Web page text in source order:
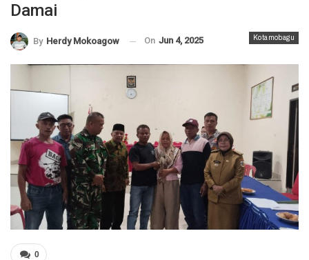
Damai
Kotamobagu
By Herdy Mokoagow On Jun 4, 2025
0